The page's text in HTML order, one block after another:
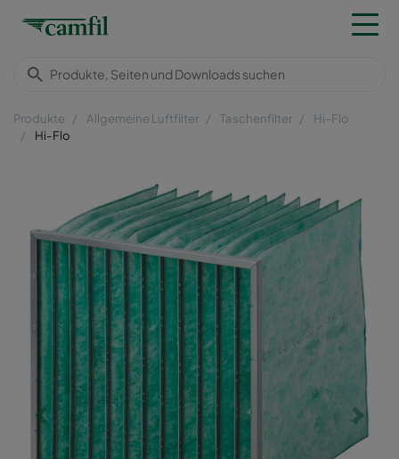
Produkte Allgemeine Luftfilter Taschenfilter
Hi-Flo
Hi-Flo